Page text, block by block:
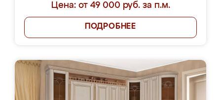
Цена: от 49 000 руб. за п.м.
ПОДРОБНЕЕ